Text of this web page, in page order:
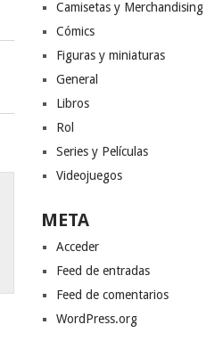
Camisetas y Merchandising
Cómics
Figuras y miniaturas
General
Libros
Rol
Series y Películas
Videojuegos
META
Acceder
Feed de entradas
Feed de comentarios
WordPress.org